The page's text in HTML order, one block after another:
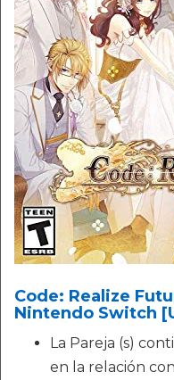
Code: Realize
Nintendo Switch
La Pareja (s)
en la relación